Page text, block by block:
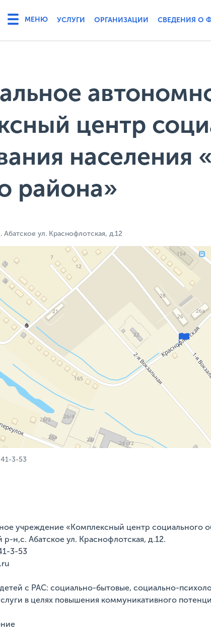
УСЛУГИ ОРГАНИЗАЦИИ СВЕДЕНИЯ О
центр
населения
района»
ул. Краснофлотская, д.12
3-53
учреждение «Комплексный центр социального
н,с. Абатское ул. Краснофлотская, д.12.
3-53
с РАС: социально-бытовые, социально-
в целях повышения коммуникативного